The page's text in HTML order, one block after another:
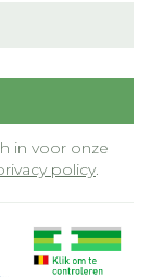
in voor onze
policy.